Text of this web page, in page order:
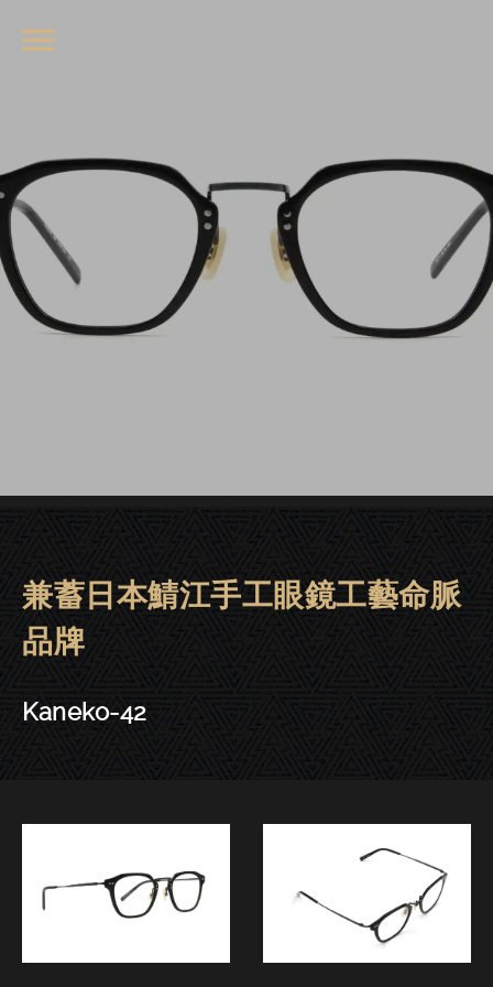
金子眼鏡 | 大安．東門－
兼蓄日本鯖江手工眼鏡工藝命脈
品牌
Kaneko-42